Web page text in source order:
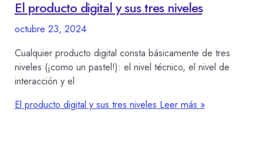
El producto digital y sus tres niveles
octubre 23, 2024
Cualquier producto digital consta básicamente de tres
niveles (¡como un pastel!): el nivel técnico, el nivel de
interacción y el
El producto digital y sus tres niveles Leer más »